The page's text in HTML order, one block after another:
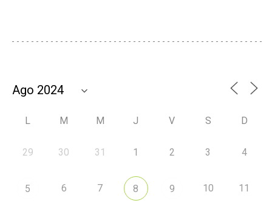
L M M J V S D
29 30 31 1 2 3 4
5 6 7 8 9 10 11